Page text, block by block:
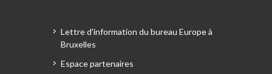
Lettre d'information du bureau Europe à
Bruxelles
Espace partenaires